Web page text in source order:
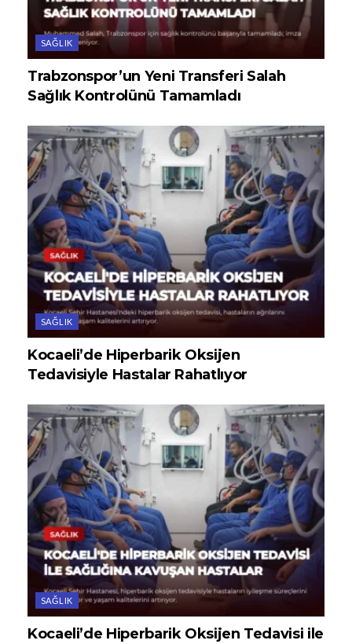
SAĞLIK
Trabzonspor’un Yeni Transferi Salah
Sağlık Kontrolünü Tamamladı
SAĞLIK
Kocaeli’de Hiperbarik Oksijen
Tedavisiyle Hastalar Rahatlıyor
SAĞLIK
Kocaeli’de Hiperbarik Oksijen Tedavisi ile